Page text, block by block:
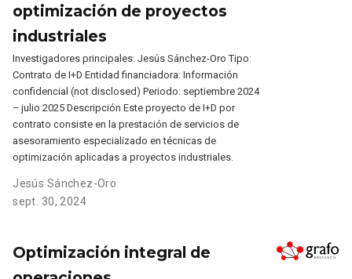
optimización de proyectos
industriales
Investigadores principales: Jesús Sánchez-Oro Tipo:
Contrato de I+D Entidad financiadora: Información
confidencial (not disclosed) Periodo: septiembre 2024
– julio 2025 Descripción Este proyecto de I+D por
contrato consiste en la prestación de servicios de
asesoramiento especializado en técnicas de
optimización aplicadas a proyectos industriales.
Jesús Sánchez-Oro
sept. 30, 2024
Optimización integral de